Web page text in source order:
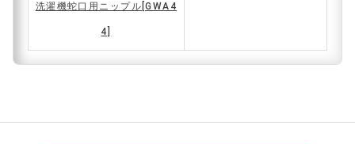
洗濯機蛇口用ニップル [GWA4
4]